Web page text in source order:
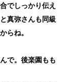
でしっかり伝え
真弥さんも同級
らね。
で。後楽園もも